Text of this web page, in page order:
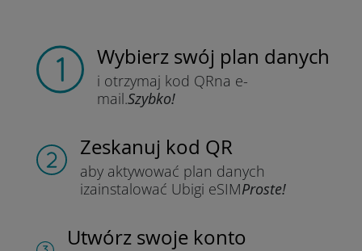
Wybierz swój plan danych
i otrzymaj kod QRna e-
mail.Szybko!
Zeskanuj kod QR
aby aktywować plan danych
izainstalować Ubigi eSIMProste!
Utwórz swoje konto